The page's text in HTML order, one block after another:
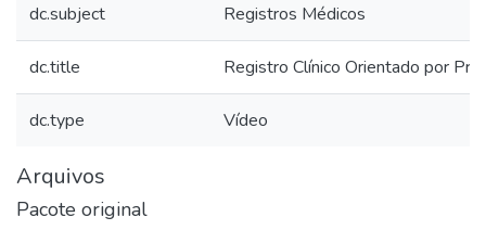
dc.subject Registros Médicos
dc.title Registro Clínico Orientado por
dc.type Vídeo
Arquivos
Pacote original